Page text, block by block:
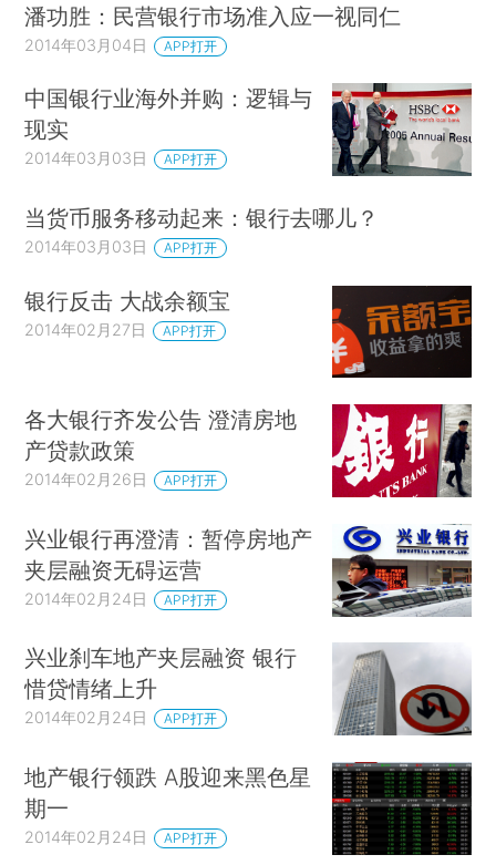
潘功胜：民营银行市场准入应一视同仁
2014年03月04日 APP打开
中国银行业海外并购：逻辑与
现实
2014年03月03日 APP打开
当货币服务移动起来：银行去哪儿？
2014年03月03日 APP打开
银行反击 大战余额宝
2014年02月27日 APP打开
各大银行齐发公告 澄清房地
产贷款政策
2014年02月26日 APP打开
兴业银行再澄清：暂停房地产
夹层融资无碍运营
2014年02月24日 APP打开
兴业刹车地产夹层融资 银行
惜贷情绪上升
2014年02月24日 APP打开
地产银行领跌 A股迎来黑色星
期一
2014年02月24日 APP打开